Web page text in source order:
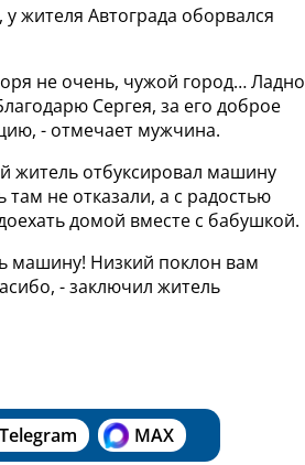
жителя Автограда оборвался
не очень, чужой город… Ладно
Сергея, за его доброе
- отмечает мужчина.
житель отбуксировал машину
не отказали, а с радостью
домой вместе с бабушкой.
машину! Низкий поклон вам
- заключил житель
Telegram MAX